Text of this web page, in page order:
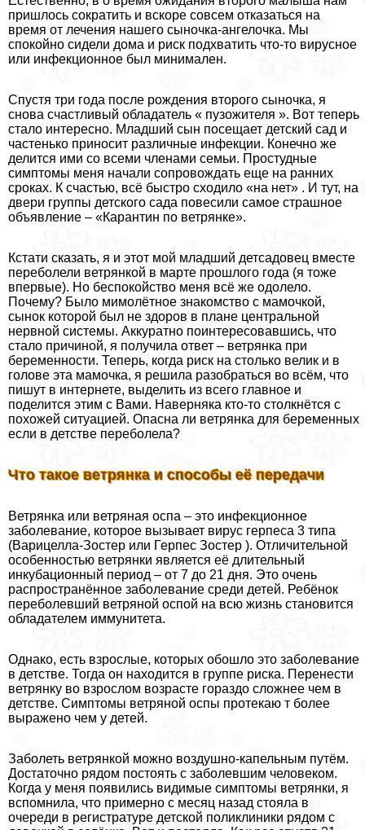
пришлось сократить и вскоре совсем отказаться на
время от лечения нашего сыночка-ангелочка. Мы
спокойно сидели дома и риск подхватить что-то вирусное
или инфекционное был минимален.
Спустя три года после рождения второго сыночка, я
снова счастливый обладатель « пузожителя ». Вот теперь
стало интересно. Младший сын посещает детский сад и
частенько приносит различные инфекции. Конечно же
делится ими со всеми члeнами семьи. Простудные
симптомы меня начали сопровождать еще на ранних
сроках. К счастью, всё быстро сходило «на нет» . И тут, на
двери группы детского сада повесили самое страшное
объявление – «Карантин по ветрянке».
Кстати сказать, я и этот мой младший детсадовец вместе
переболели ветрянкой в марте прошлого года (я тоже
впервые). Но беспокойство меня всё же одолело.
Почему? Было мимолётное знакомство с мамочкой,
сынок которой был не здоров в плане центральной
нервной системы. Аккуратно поинтересовавшись, что
стало причиной, я получила ответ – ветрянка при
беременности. Теперь, когда риск на столько велик и в
голове эта мамочка, я решила разобраться во всём, что
пишут в интернете, выделить из всего главное и
поделится этим с Вами. Наверняка кто-то столкнётся с
похожей ситуацией. Опасна ли ветрянка для беременных
если в детстве переболела?
Что такое ветрянка и способы её передачи
Ветрянка или ветряная оспа – это инфекционное
заболевание, которое вызывает вирус гepпeса 3 типа
(Варицелла-Зостер или Герпес Зостер ). Отличительной
особенностью ветрянки является её длительный
инкубационный период – от 7 до 21 дня. Это очень
распространённое заболевание среди детей. Ребёнок
переболевший ветряной оспой на всю жизнь становится
обладателем иммунитета.
Однако, есть взрослые, которых обошло это заболевание
в детстве. Тогда он находится в группе риска. Перенести
ветрянку во взрослом возрасте гораздо сложнее чем в
детстве. Симптомы ветряной оспы протекаю т более
выражено чем у детей.
Заболеть ветрянкой можно воздушно-капельным путём.
Достаточно рядом постоять с заболевшим человеком.
Когда у меня появились видимые симптомы ветрянки, я
вспомнила, что примерно с месяц назад стояла в
очереди в регистратуре детской поликлиники рядом с